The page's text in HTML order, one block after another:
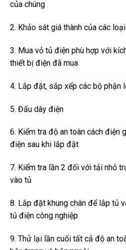
của chúng
2. Khảo sát giá thành của các
3. Mua vỏ tủ điện phù hợp với
thiết bị điện đã mua
4. Lắp đặt, sắp xếp các bộ phận
5. Đấu dây điện
6. Kiểm tra độ an toàn cách điện
điện sau khi lắp đặt
7. Kiểm tra lần 2 đối với tải nhỏ
vào tủ
8. Lắp đặt khung chân để lắp tủ
tủ điện công nghiệp
9. Thử lại lần cuối tất cả độ an